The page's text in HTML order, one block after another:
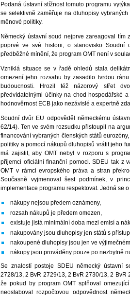
Podaná ústavní stížnost tomuto programu
se selektivně zaměřuje na dluhopisy
měnové politiky.
Německý ústavní soud nejprve zareagoval
poprvé ve své historii, o stanovisko
předběžné mínění, že program OMT není v
Vzniklá situace se v řadě ohledů stala
omezení jeho rozsahu by zasadilo tvrdou
budoucnosti. Hrozil též názorový střet
předvídatelnými účinky na chod hospodářské
hodnověrnost ECB jako nezávislé a expertně
Soudní dvůr EU odpověděl německému
62/14). Ten ve svém rozsudku přistoupil na
financování vybraných členských států
politiky a pomocí nákupů dluhopisů vrátit jeho
má zajistit, aby OMT nebyl v rozporu s
příjemci oficiální finanční pomoci. SDEU tak z
OMT v rámci evropského práva a stran
Současně vyjmenoval šest podmínek, v
implementace programu respektovat. Jedná se
nákupy nejsou předem oznámeny,
rozsah nákupů je předem omezen,
existuje jistá minimální doba mezi emisí a
nakupovány jsou dluhopisy jen států s
nakoupené dluhopisy jsou jen ve
nákupy jsou prováděny pouze po nezbytně
Se znalostí postoje SDEU německý ústavní
2728/13, 2 BvR 2729/13, 2 BvR 2730/13, 2
že pokud by program OMT splňoval
neoslaboval rozpočtovou odpovědnost